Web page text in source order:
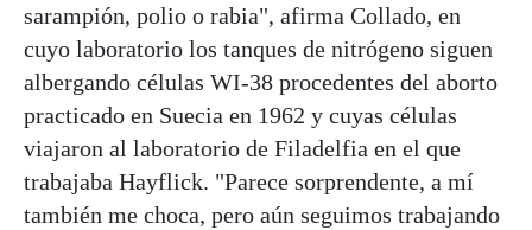
sarampión, polio o rabia", afirma Collado, en
cuyo laboratorio los tanques de nitrógeno siguen
albergando células WI-38 procedentes del aborto
practicado en Suecia en 1962 y cuyas células
viajaron al laboratorio de Filadelfia en el que
trabajaba Hayflick. "Parece sorprendente, a mí
también me choca, pero aún seguimos trabajando